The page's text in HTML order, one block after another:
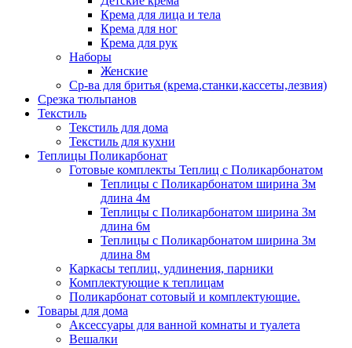
Крема для лица и тела
Крема для ног
Крема для рук
Наборы
Женские
Ср-ва для бритья (крема,станки,кассеты,лезвия)
Срезка тюльпанов
Текстиль
Текстиль для дома
Текстиль для кухни
Теплицы Поликарбонат
Готовые комплекты Теплиц с Поликарбонатом
Теплицы с Поликарбонатом ширина 3м
длина 4м
Теплицы с Поликарбонатом ширина 3м
длина 6м
Теплицы с Поликарбонатом ширина 3м
длина 8м
Каркасы теплиц, удлинения, парники
Комплектующие к теплицам
Поликарбонат сотовый и комплектующие.
Товары для дома
Аксессуары для ванной комнаты и туалета
Вешалки